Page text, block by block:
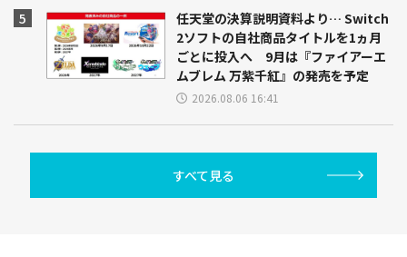
任天堂の決算説明資料より… Switch
2ソフトの自社商品タイトルを1ヵ月
ごとに投入へ 9月は『ファイアーエ
ムブレム 万紫千紅』の発売を予定
2026.08.06 16:41
すべて見る